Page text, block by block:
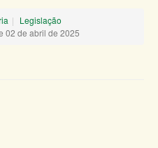
Legislação
02 de abril de 2025